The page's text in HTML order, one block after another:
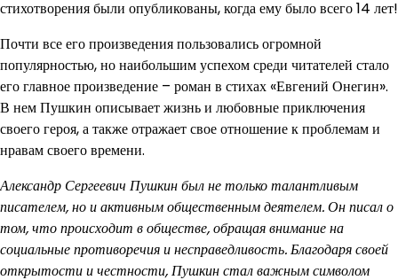
стихотворения были опубликованы, когда ему было всего 14 лет!
Почти все его произведения пользовались огромной
популярностью, но наибольшим успехом среди читателей стало
его главное произведение – роман в стихах «Евгений Онегин».
В нем Пушкин описывает жизнь и любовные приключения
своего героя, а также отражает свое отношение к проблемам и
нравам своего времени.
Александр Сергеевич Пушкин был не только талантливым
писателем, но и активным общественным деятелем. Он писал о
том, что происходит в обществе, обращая внимание на
социальные противоречия и несправедливость. Благодаря своей
открытости и честности, Пушкин стал важным символом